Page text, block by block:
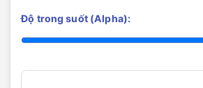
Độ trong suốt (Alpha):